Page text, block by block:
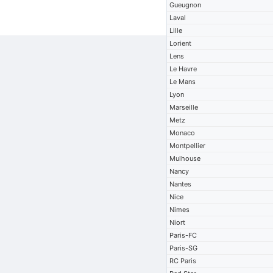
Gueugnon
Laval
Lille
Lorient
Lens
Le Havre
Le Mans
Lyon
Marseille
Metz
Monaco
Montpellier
Mulhouse
Nancy
Nantes
Nice
Nimes
Niort
Paris-FC
Paris-SG
RC Paris